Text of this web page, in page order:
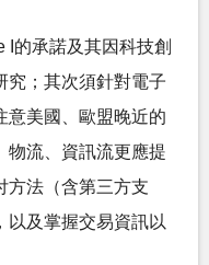
I的承諾及其因科技創
究；其次須針對電子
意美國、歐盟晚近的
物流、資訊流更應提
方法（含第三方支
以及掌握交易資訊以